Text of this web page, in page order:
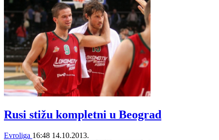
Rusi stižu kompletni u Beograd
Evroliga 16:48 14.10.2013.